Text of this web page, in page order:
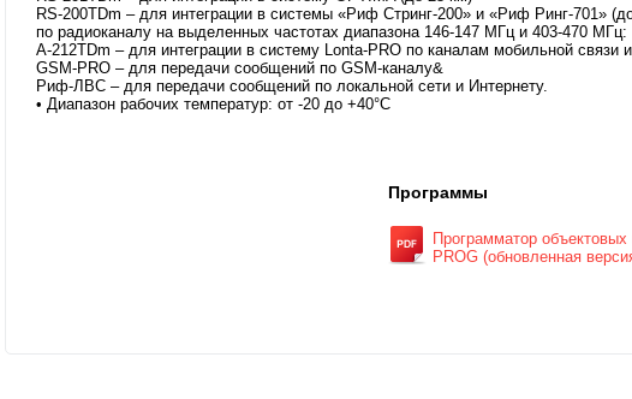
RS-200ТDm – для интеграции в системы «Риф Стринг-200» и «Риф Ринг-701»
по радиоканалу на выделенных частотах диапазона 146-147 МГц и 403-470 МГц:
А-212TDm – для интеграции в систему Lonta-PRO по каналам мобильной связи
GSM-PRO – для передачи сообщений по GSM-каналу&
Риф-ЛВС – для передачи сообщений по локальной сети и Интернету.
• Диапазон рабочих температур: от -20 до +40°С
Программы
Программатор объектовых
PROG (обновленная